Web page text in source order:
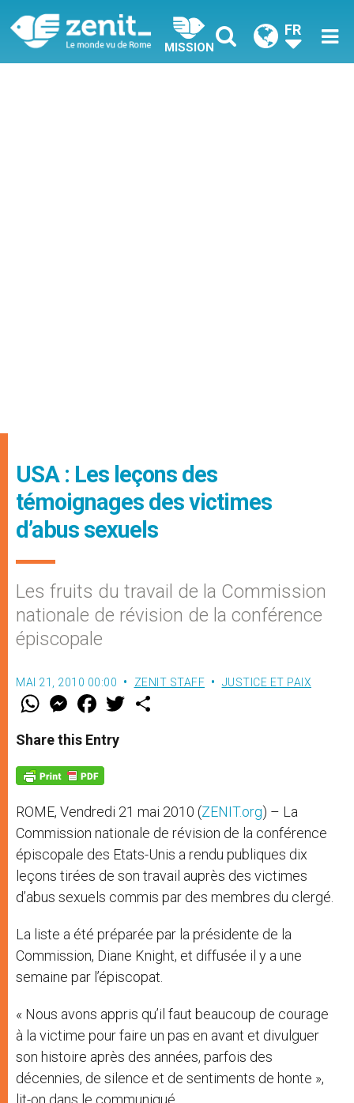
MISSION
FR
USA : Les leçons des
témoignages des victimes
d’abus sexuels
Les fruits du travail de la Commission
nationale de révision de la conférence
épiscopale
MAI 21, 2010 00:00 ZENIT STAFF JUSTICE ET PAIX
W
t
s
p
p
M
e
s
e
g
e
F
a
e
b
o
k
w
Share this Entry
ROME, Vendredi 21 mai 2010 (ZENIT.org) – La
Commission nationale de révision de la conférence
épiscopale des Etats-Unis a rendu publiques dix
leçons tirées de son travail auprès des victimes
d’abus sexuels commis par des membres du clergé.
La liste a été préparée par la présidente de la
Commission, Diane Knight, et diffusée il y a une
semaine par l’épiscopat.
« Nous avons appris qu’il faut beaucoup de courage
à la victime pour faire un pas en avant et divulguer
son histoire après des années, parfois des
décennies, de silence et de sentiments de honte »,
lit-on dans le communiqué.